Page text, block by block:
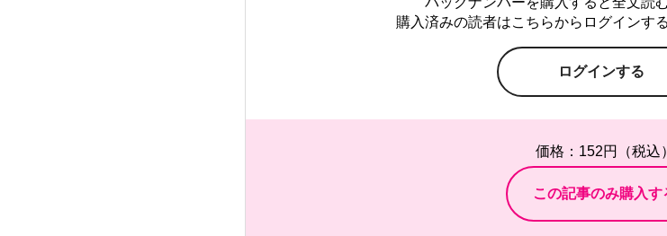
購入済みの読者はこちらからログインす
ログインする
価格：152円（税込）